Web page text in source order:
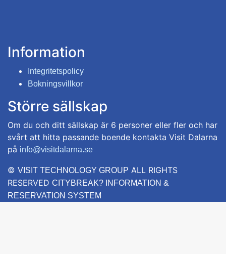
Information
Integritetspolicy
Bokningsvillkor
Större sällskap
Om du och ditt sällskap är 6 personer eller fler och har
svårt att hitta passande boende kontakta Visit Dalarna
på info@visitdalarna.se
© VISIT TECHNOLOGY GROUP ALL RIGHTS
RESERVED CITYBREAK? INFORMATION &
RESERVATION SYSTEM